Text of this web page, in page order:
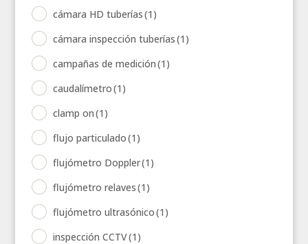
cámara HD tuberías(1)
cámara inspección tuberías(1)
campañas de medición(1)
caudalímetro(1)
clamp on(1)
flujo particulado(1)
flujómetro Doppler(1)
flujómetro relaves(1)
flujómetro ultrasónico(1)
inspección CCTV(1)